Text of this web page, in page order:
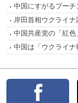
中国にすがるプー
岸田首相ウクライ
中国共産党の「紅
中国は「ウクライ